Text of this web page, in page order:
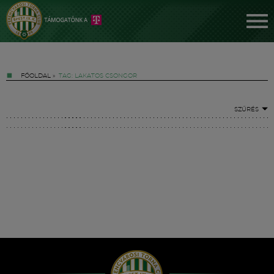
FŐOLDAL » TAG: LAKATOS CSONGOR
SZŰRÉS
Hírek